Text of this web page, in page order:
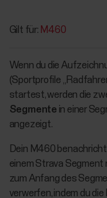
Gilt für: M460
Wenn du die
(Sportprofile
startest, werden die
Segmente in einer
angezeigt.
Dein M460
einem Strava
zum Anfang des
verwerfen, indem du